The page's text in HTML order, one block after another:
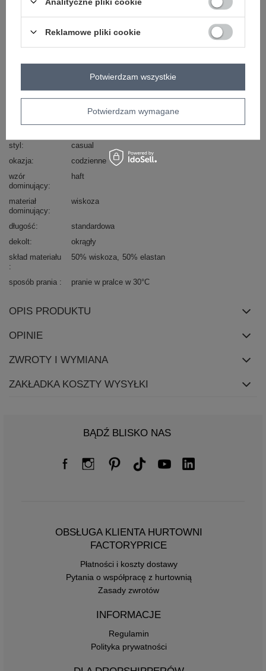
Masz pytanie? Chętnie pomożemy.
Zadzwoń+48 601 547 740 Zadaj pytanie
skład materiału : 50% wiskoza, 50% elastan
sposób prania : pranie w pralce w 30°C
Kod produktu
RV-BZ-A1259.01P
RELEVANCE
styl
casual
okazja
codzienne
wzór
dominujący
haft
materiał
dominujący
wiskoza
długość
standardowa
dekolt
okrągły
skład materiału
50% wiskoza 50% elastan
sposób prania pranie w pralce w 30°C
OPIS PRODUKTU
OPINIE
ZWROTY I WYMIANA
ZAKŁADKA KOSZTY WYSYŁKI
BĄDŹ BLISKO NAS
OBSŁUGA KLIENTA HURTOWNI
FACTORYPRICE
Płatności i koszty dostawy
Pytania o współpracę z hurtownią
Zasady zwrotów
INFORMACJE
Regulamin
Polityka prywatności
Reklamowe pliki cookie
Potwierdzam wymagane
Potwierdzam wszystkie